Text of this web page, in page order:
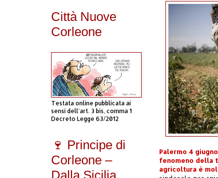
Palermo 4
fenomeno della
agricoltura è
Città Nuove
Corleone
Testata online pubblicata ai
sensi dell'art. 3 bis, comma 1
Decreto Legge 63/2012
🍷 Principe di
Corleone –
Dalla Sicilia,